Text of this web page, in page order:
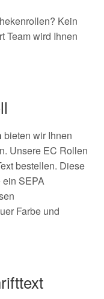
Kein
Team wird Ihnen
bieten wir Ihnen
Unsere EC Rollen
bestellen. Diese
ein SEPA
Farbe und